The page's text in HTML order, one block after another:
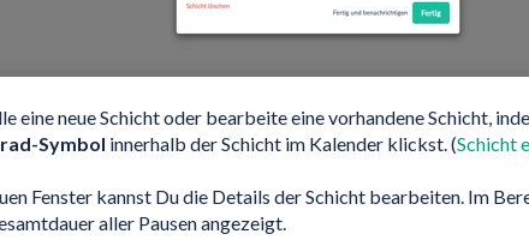
eine neue Schicht oder bearbeite eine vorhandene Schicht,
Symbol innerhalb der Schicht im Kalender klickst. (Schicht
Fenster kannst Du die Details der Schicht bearbeiten. Im
aller Pausen angezeigt.